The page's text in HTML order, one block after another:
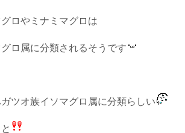
ロやミナミマグロは
ロ属に分類されるそうです
ツオ族イソマグロ属に分類らしい